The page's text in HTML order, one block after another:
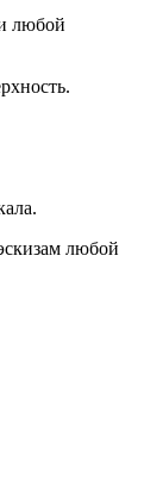
любой
любой